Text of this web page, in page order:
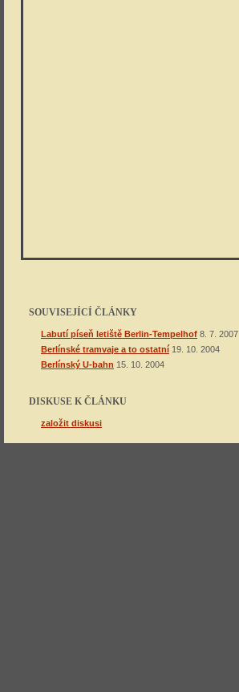
SOUVISEJÍCÍ ČLÁNKY
Labutí píseň letiště Berlin-Tempelhof 8. 7. 2007
Berlínské tramvaje a to ostatní 19. 10. 2004
Berlínský U-bahn 15. 10. 2004
DISKUSE K ČLÁNKU
založit diskusi